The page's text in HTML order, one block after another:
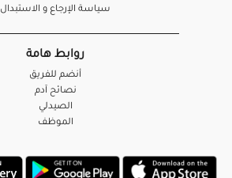
سياسة الإرجاع و الاستبدال
روابط هامة
أنضم للفريق
نصائح آدم
الصيدلي
الموظف